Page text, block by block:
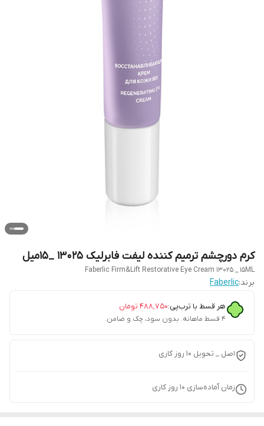
کرم دورچشم ترمیم کننده لیفت فابرلیک 13025 _15میل
Faberlic Firm&Lift Restorative Eye Cream 13025 _ 15ML
برند:Faberlic
هر قسط با ترب‌پی:۴۸۸٬۷۵۰ تومان
۴ قسط ماهانه. بدون سود، چک و ضامن.
اصل _ تحویل ۱۰ روز کاری
زمان آماده‌سازی 10 روز کاری